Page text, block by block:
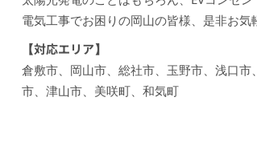
電気工事でお困りの岡山の皆様、是非お気
【対応エリア】
倉敷市、岡山市、総社市、玉野市、浅口
市、津山市、美咲町、和気町